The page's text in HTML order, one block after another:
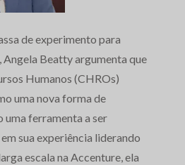
de experimento para
Beatty argumenta que
Humanos (CHROs)
uma nova forma de
uma ferramenta a ser
sua experiência liderando
escala na Accenture, ela